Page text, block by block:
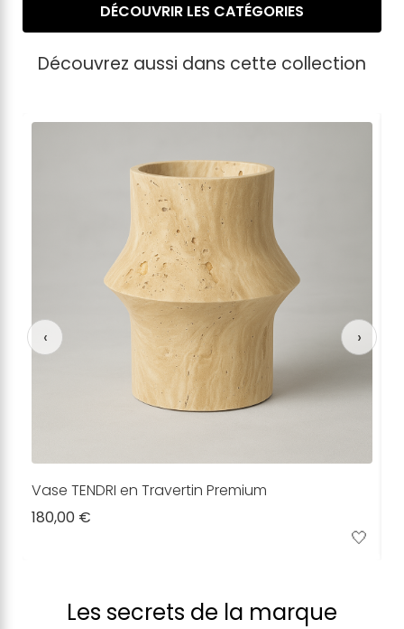
DÉCOUVRIR LES CATÉGORIES
Découvrez aussi dans cette collection
‹
Vase TENDRI en Travertin Premium
180,00 €
🤍
›
Les secrets de la marque